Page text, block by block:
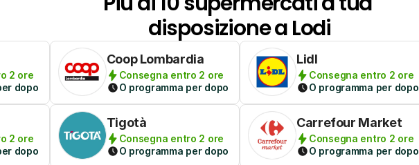
disposizione a Lodi
2 ore
dopo
Coop Lombardia
Consegna entro 2 ore
O programma per dopo
Lidl
Consegna entro 2 ore
O programma per dopo
2 ore
dopo
Tigotà
Consegna entro 2 ore
O programma per dopo
Carrefour Market
Consegna entro 2 ore
O programma per dopo